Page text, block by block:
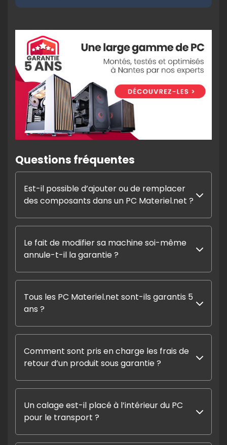
Questions fréquentes
Est-il possible d’ajouter ou de remplacer
des composants dans un PC Materiel.net ?
Le fait de modifier sa machine soi-même
annule-t-il la garantie ?
Tous les PC Materiel.net sont-ils garantis 5
ans ?
Comment sont pris en charge les frais de
retour d’un produit sous garantie ?
Un calage est-il placé à l’intérieur du PC
pour le transport ?